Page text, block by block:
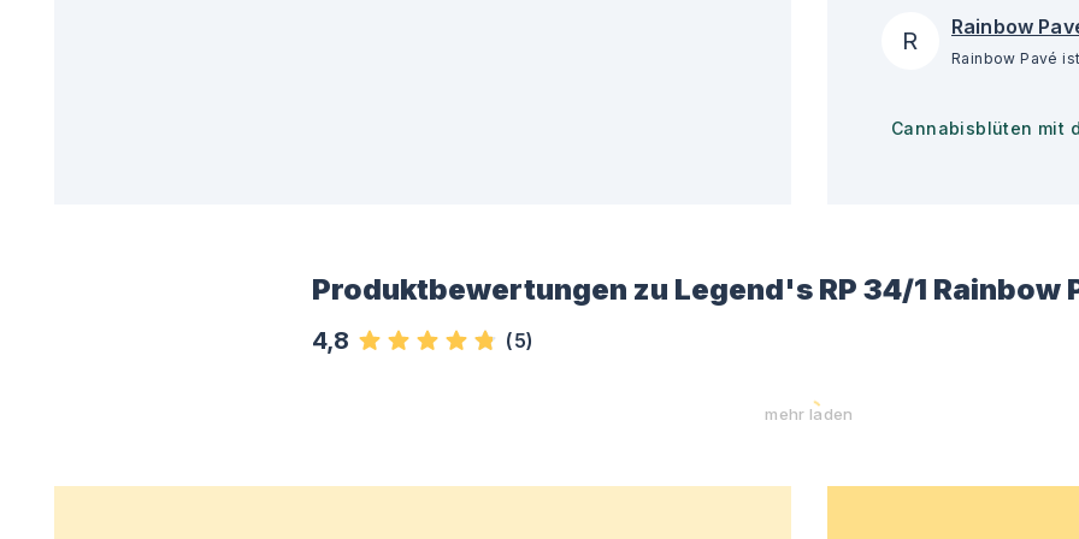
R Rainbow
Cannabisblüten mit
Produktbewertungen zu Legend's RP 34/1 Rainbow
4,8 (5)
mehr laden